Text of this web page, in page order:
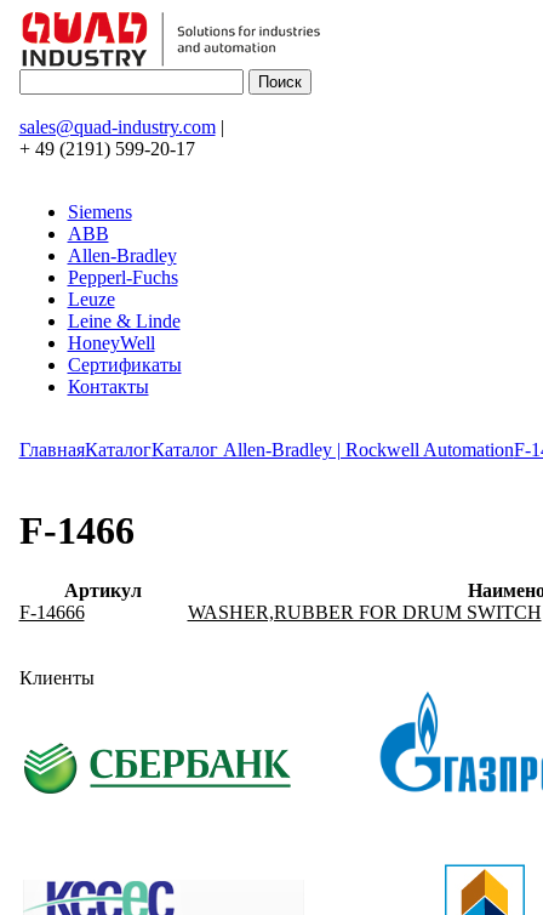
sales@quad-industry.com|
+ 49 (2191) 599-20-17
Siemens
ABB
Allen-Bradley
Pepperl-Fuchs
Leuze
Leine & Linde
HoneyWell
Сертификаты
Контакты
ГлавнаяКаталогКаталог Allen-Bradley | Rockwell AutomationF-
F-1466
Артикул
F-14666
WASHER,RUBBER FOR DRUM SWITCH
Клиенты